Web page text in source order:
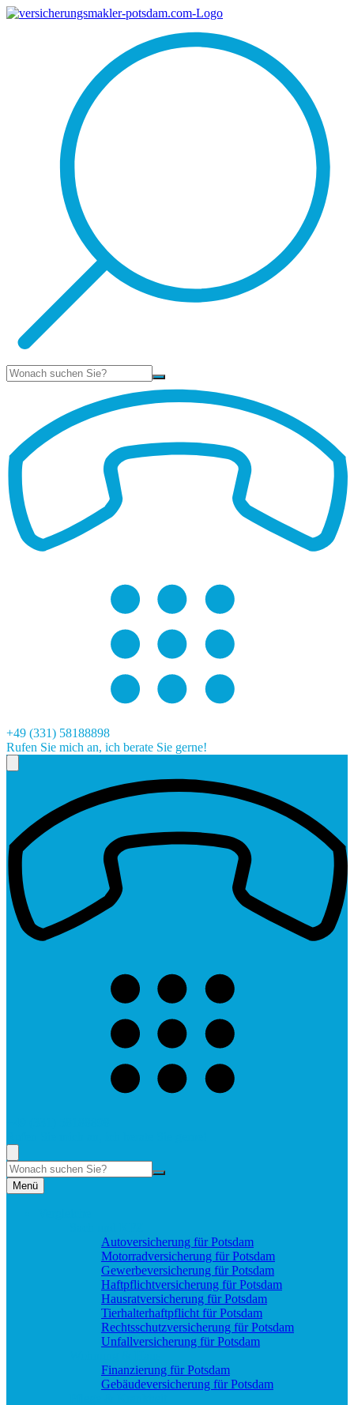
Suche
+49 (331) 58188898
Rufen Sie mich an, ich berate Sie gerne!
Suche
Menü
Autoversicherung für Potsdam
Motorradversicherung für Potsdam
Gewerbeversicherung für Potsdam
Haftpflichtversicherung für Potsdam
Hausratversicherung für Potsdam
Tierhalterhaftpflicht für Potsdam
Rechtsschutzversicherung für Potsdam
Unfallversicherung für Potsdam
Finanzierung für Potsdam
Gebäudeversicherung für Potsdam